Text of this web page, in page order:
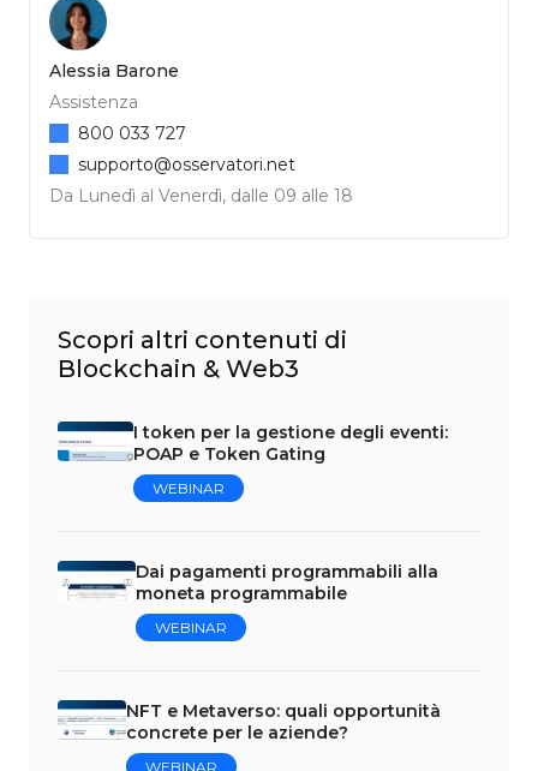
Alessia Barone
Assistenza
Da Lunedì al Venerdì, dalle 09 alle 18
800 033 727
supporto@osservatori.net
Scopri altri contenuti di
Blockchain & Web3
I token per la gestione degli eventi:
POAP e Token Gating
WEBINAR
Dai pagamenti programmabili alla
moneta programmabile
WEBINAR
NFT e Metaverso: quali opportunità
concrete per le aziende?
WEBINAR